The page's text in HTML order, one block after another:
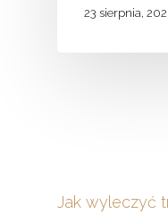
23 sierpnia,
Jak wyleczyć